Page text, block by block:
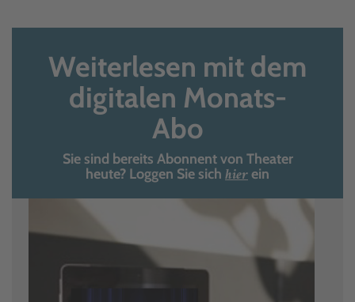
Weiterlesen mit dem
digitalen Monats-
Abo
Sie sind bereits Abonnent von Theater
heute? Loggen Sie sich hierein